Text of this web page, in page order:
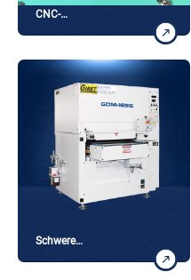
CNC-
Plattenkantenfräsmaschine
Schwere
Schlackenentfernungsmaschine